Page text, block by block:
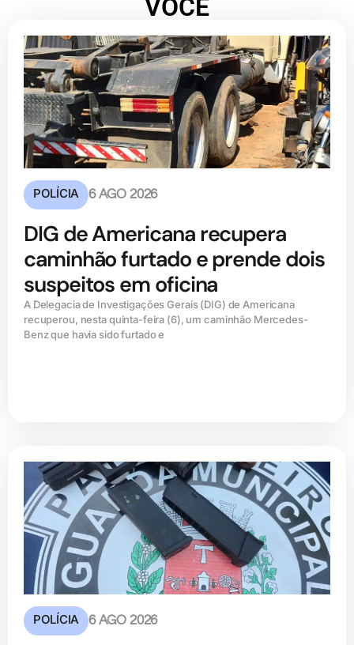
VOCÊ
POLÍCIA 6 AGO 2026
DIG de Americana recupera
caminhão furtado e prende dois
suspeitos em oficina
A Delegacia de Investigações Gerais (DIG) de Americana
recuperou, nesta quinta-feira (6), um caminhão Mercedes-
Benz que havia sido furtado e
POLÍCIA 6 AGO 2026